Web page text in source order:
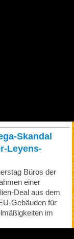
Skandal
Büros der
einer
aus dem
für
im